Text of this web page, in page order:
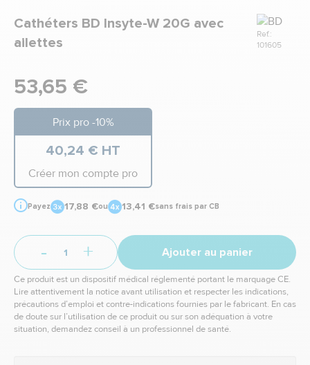
Cathéters BD Insyte-W 20G avec
ailettes
Marque
Ref.:
101605
53,65 €
Prix pro -10%
40,24 € HT
Créer mon compte pro
Payez 17,88 €ou 13,41 €sans frais par CB
- + Ajouter au panier
Ce produit est un dispositif médical réglementé portant le marquage CE.
Lire attentivement la notice avant utilisation et respecter les indications,
précautions d’emploi et contre-indications fournies par le fabricant. En cas
de doute sur l’utilisation de ce produit ou sur son adéquation à votre
situation, demandez conseil à un professionnel de santé.